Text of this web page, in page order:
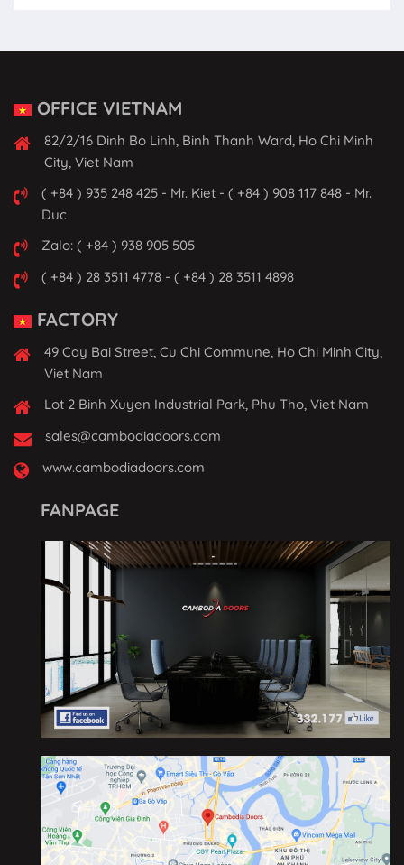
OFFICE VIETNAM
82/2/16 Dinh Bo Linh, Binh Thanh Ward, Ho Chi Minh
City, Viet Nam
( +84 ) 935 248 425 - Mr. Kiet - ( +84 ) 908 117 848 - Mr.
Duc
Zalo: ( +84 ) 938 905 505
( +84 ) 28 3511 4778 - ( +84 ) 28 3511 4898
FACTORY
49 Cay Bai Street, Cu Chi Commune, Ho Chi Minh City,
Viet Nam
Lot 2 Binh Xuyen Industrial Park, Phu Tho, Viet Nam
sales@cambodiadoors.com
www.cambodiadoors.com
FANPAGE